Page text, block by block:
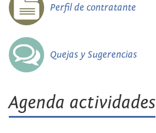
Perfil de contratante
Quejas y Sugerencias
Agenda actividades